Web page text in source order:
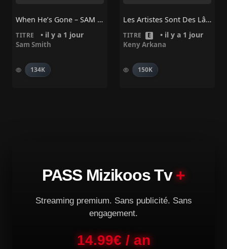
When He’s Gone – SAM SMITH
TITRE • il y a 1 jour
Sam Smith
134K
Les Artistes Sont Des Lâches – Keny Arkana
TITRE E • il y a 1 jour
Keny Arkana
150K
PASS Mizikoos Tv+
Streaming premium. Sans publicité. Sans
engagement.
14.99€ / an